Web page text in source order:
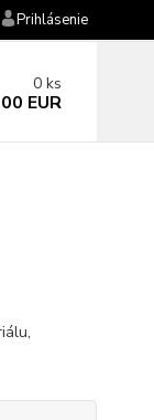
Prihlásenie
0 ks
EUR